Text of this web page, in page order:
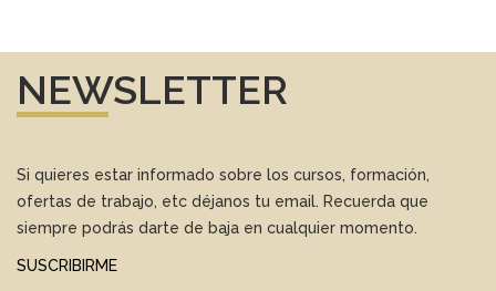
NEWSLETTER
Si quieres estar informado sobre los cursos, formación,
ofertas de trabajo, etc déjanos tu email. Recuerda que
siempre podrás darte de baja en cualquier momento.
SUSCRIBIRME